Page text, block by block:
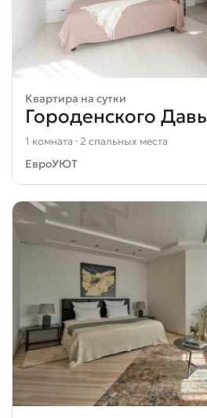
Квартира на сутки
Городенского
1 комната · 2 спальных места
ЕвроУЮТ